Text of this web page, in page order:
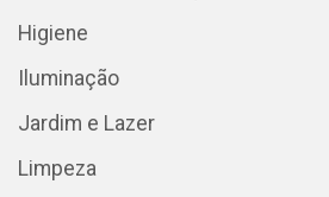
Higiene
Iluminação
Jardim e Lazer
Limpeza